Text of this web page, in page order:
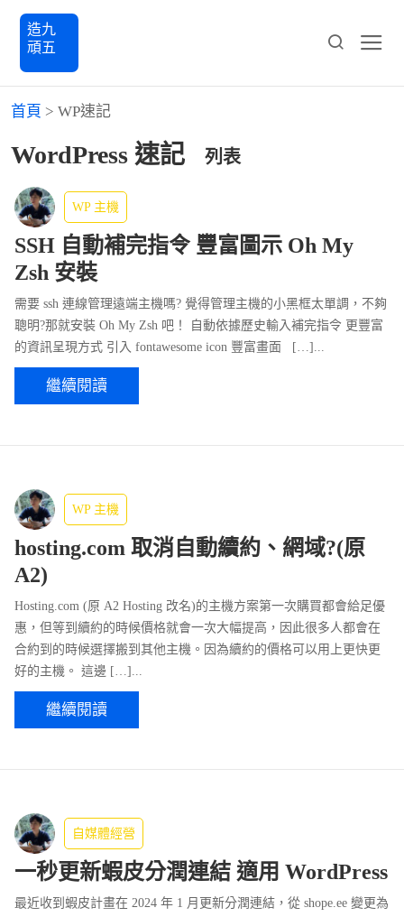
造九
頑五
首頁 > WP速記
WordPress 速記 列表
WP 主機
SSH 自動補完指令 豐富圖示 Oh My
Zsh 安裝
需要 ssh 連線管理遠端主機嗎? 覺得管理主機的小黑框太單調，不夠
聰明?那就安裝 Oh My Zsh 吧！ 自動依據歷史輸入補完指令 更豐富
的資訊呈現方式 引入 fontawesome icon 豐富畫面 […]...
繼續閱讀
WP 主機
hosting.com 取消自動續約、網域?(原
A2)
Hosting.com (原 A2 Hosting 改名)的主機方案第一次購買都會給足優
惠，但等到續約的時候價格就會一次大幅提高，因此很多人都會在
合約到的時候選擇搬到其他主機。因為續約的價格可以用上更快更
好的主機。 這邊 […]...
繼續閱讀
自媒體經營
一秒更新蝦皮分潤連結 適用 WordPress
最近收到蝦皮計畫在 2024 年 1 月更新分潤連結，從 shope.ee 變更為